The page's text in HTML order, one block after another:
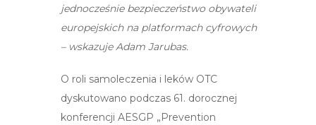
jednocześnie bezpieczeństwo obywateli
europejskich na platformach cyfrowych
– wskazuje Adam Jarubas.
O roli samoleczenia i leków OTC
dyskutowano podczas 61. dorocznej
konferencji AESGP „Prevention